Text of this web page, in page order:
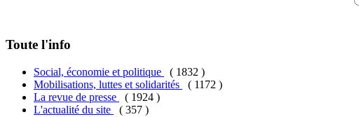
Toute l'info
Social, économie et politique
( 1832 )
Mobilisations, luttes et solidarités
( 1172 )
La revue de presse
( 1924 )
L'actualité du site
( 357 )